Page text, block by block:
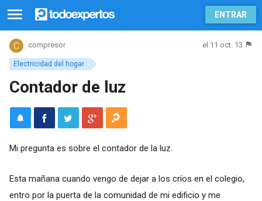
ENTRAR
Electricidad del hogar
compresor el 11 oct. 13
Contador de luz
Mi pregunta es sobre el contador de la luz.
Esta mañana cuando vengo de dejar a los críos en el colegio,
entro por la puerta de la comunidad de mi edificio y me